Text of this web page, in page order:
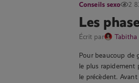
Conseils sexo 2
Les
Écrit par Tabitha
Pour beaucoup de
le plus rapidement
le précèdent.